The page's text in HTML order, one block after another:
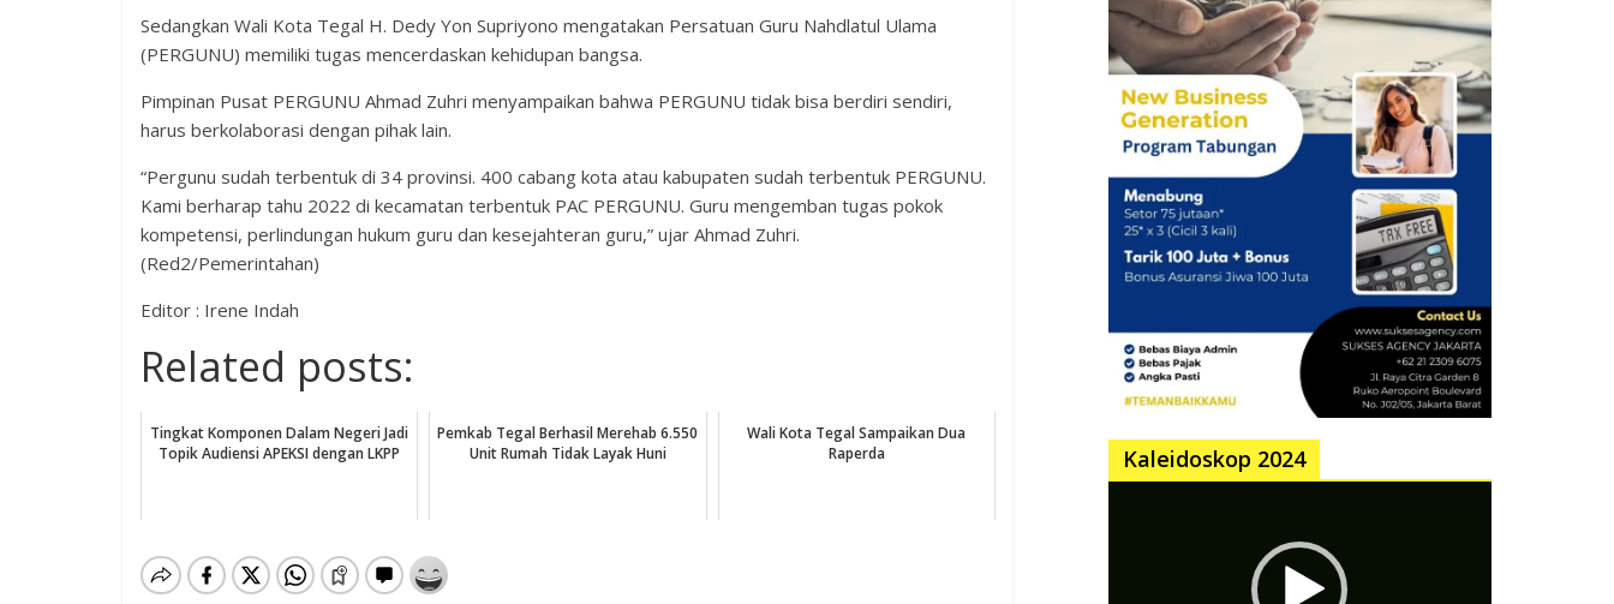
Sedangkan Wali Kota Tegal H. Dedy Yon Supriyono mengatakan Persatuan Guru Nahdlatul Ulama
(PERGUNU) memiliki tugas mencerdaskan kehidupan bangsa.
Pimpinan Pusat PERGUNU Ahmad Zuhri menyampaikan bahwa PERGUNU tidak bisa berdiri sendiri,
harus berkolaborasi dengan pihak lain.
“Pergunu sudah terbentuk di 34 provinsi. 400 cabang kota atau kabupaten sudah terbentuk PERGUNU.
Kami berharap tahu 2022 di kecamatan terbentuk PAC PERGUNU. Guru mengemban tugas pokok
kompetensi, perlindungan hukum guru dan kesejahteran guru,” ujar Ahmad Zuhri.
(Red2/Pemerintahan)
Editor : Irene Indah
Related posts:
Tingkat Komponen Dalam Negeri Jadi
Topik Audiensi APEKSI dengan LKPP
Pemkab Tegal Berhasil Merehab 6.550
Unit Rumah Tidak Layak Huni
Wali Kota Tegal Sampaikan Dua
Raperda
Kaleidoskop 2024